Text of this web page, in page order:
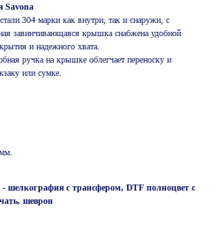
Savona
304 марки как внутри, так и снаружи, с
завинчивающаяся крышка снабжена удобной
и надежного хвата.
ручка на крышке облегчает переноску и
или сумке.
шелкография с трансфером, DTF полноцвет с
шеврон